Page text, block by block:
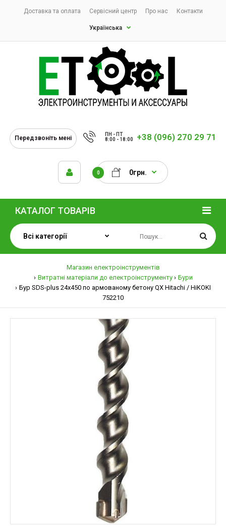
Доставка та оплата Сервісний центр Про нас Контакти
Українська
Передзвоніть мені
ПН - ПТ
8:00 - 18:00
+38 (096) 270 29 71
0 0грн.
КАТАЛОГ ТОВАРІВ
Магазин електроінструментів
Витратні матеріали до електроінструменту
Бури
Бур SDS-plus 24х450 по армованому бетону QX Hitachi / HiKOKI
752210